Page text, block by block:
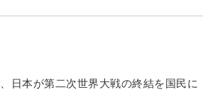
日本が第二次世界大戦の終結を国民に